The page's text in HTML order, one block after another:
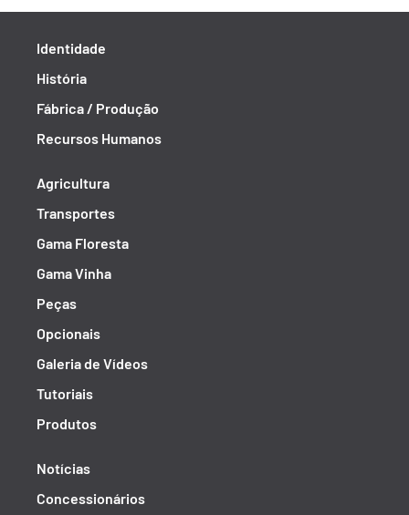
Identidade
História
Fábrica / Produção
Recursos Humanos
Agricultura
Transportes
Gama Floresta
Gama Vinha
Peças
Opcionais
Galeria de Vídeos
Tutoriais
Produtos
Notícias
Concessionários